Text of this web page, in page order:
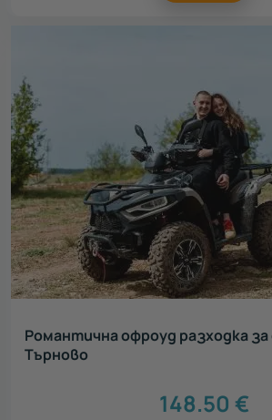
Романтична офроуд разходка за
Търново
148.50 €